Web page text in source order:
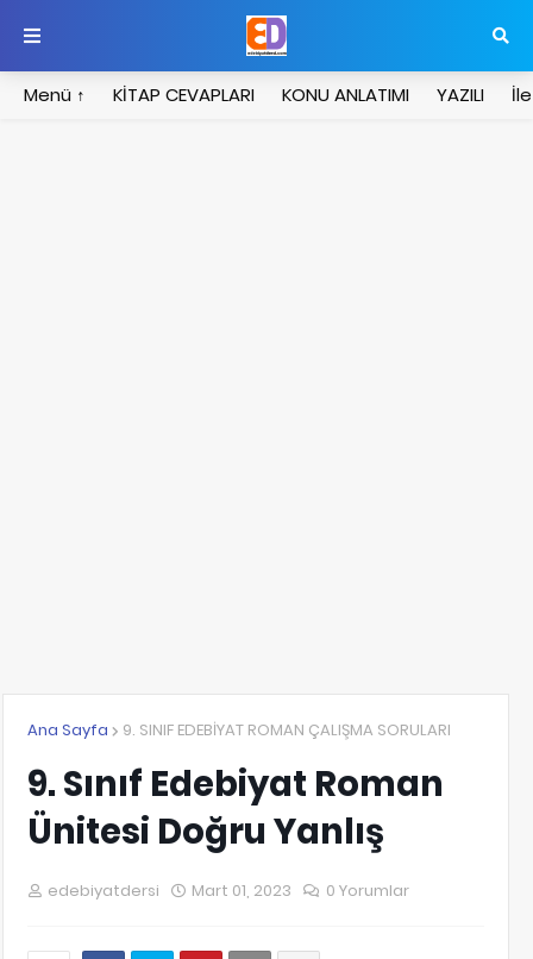
Menü ↑ KİTAP CEVAPLARI KONU ANLATIMI YAZILI
Ana Sayfa 9. SINIF EDEBİYAT ROMAN ÇALIŞMA SORULARI
9. Sınıf Edebiyat Roman
Ünitesi Doğru Yanlış
edebiyatdersi Mart 01, 2023 0 Yorumlar